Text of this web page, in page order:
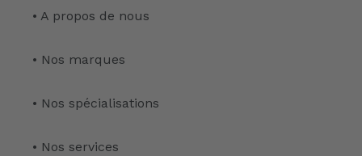
• A propos de nous
• Nos marques
• Nos spécialisations
• Nos services